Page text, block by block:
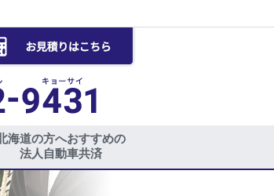
海道の方へおすすめの
法人自動車共済